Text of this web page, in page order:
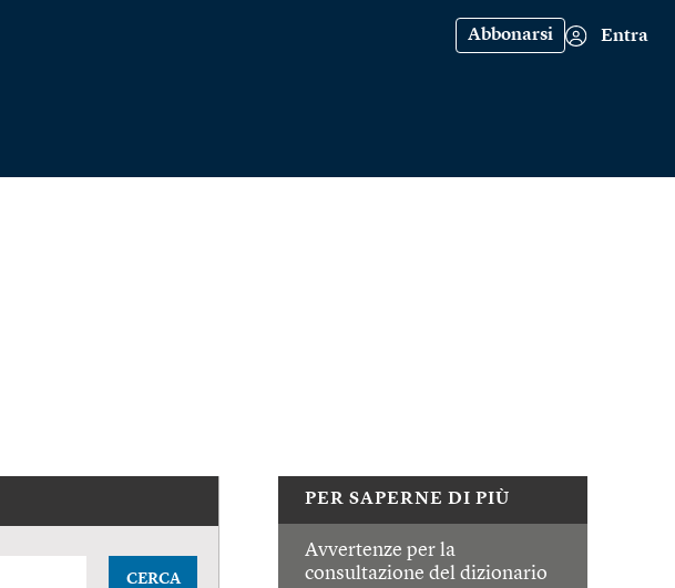
Abbonarsi Entra
PER SAPERNE DI PIÙ
Avvertenze per la
consultazione del dizionario
CERCA